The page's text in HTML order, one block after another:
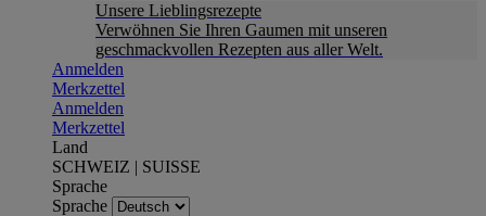
Unsere Lieblingsrezepte
Verwöhnen Sie Ihren Gaumen mit unseren
geschmackvollen Rezepten aus aller Welt.
Anmelden
Merkzettel
Anmelden
Merkzettel
Land
SCHWEIZ | SUISSE
Sprache
Sprache